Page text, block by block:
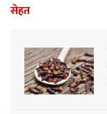
सेहत